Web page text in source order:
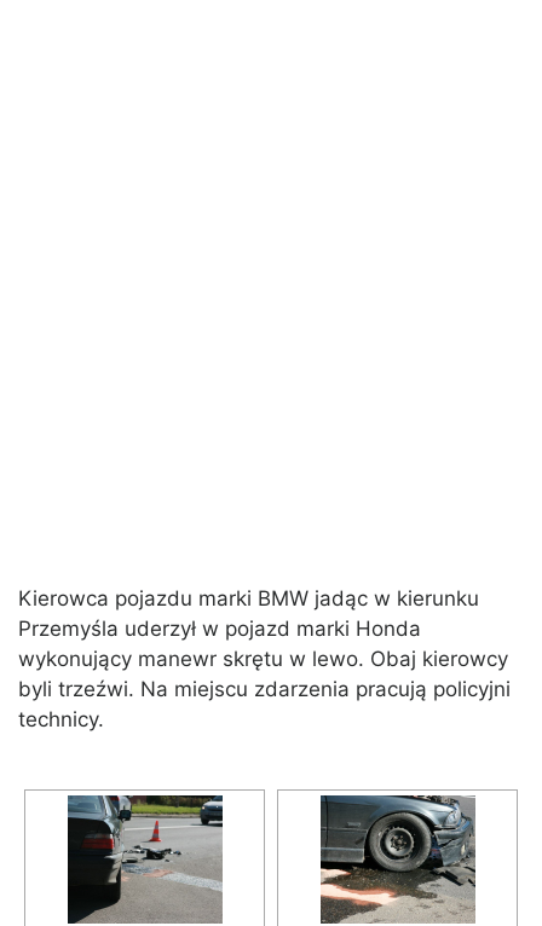
Kierowca pojazdu marki BMW jadąc w kierunku
Przemyśla uderzył w pojazd marki Honda
wykonujący manewr skrętu w lewo. Obaj kierowcy
byli trzeźwi. Na miejscu zdarzenia pracują policyjni
technicy.